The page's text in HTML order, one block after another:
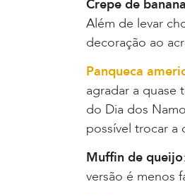
Crepe de
Além de levar
decoração ao
Panqueca
agradar a quase
do Dia dos
possível trocar
Muffin de queijo
versão é menos